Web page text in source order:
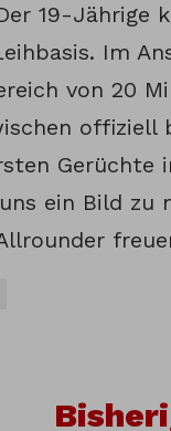
19-Jährige
Im
von 20
Gerüchte
ein Bild zu